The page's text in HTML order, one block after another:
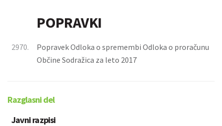
POPRAVKI
2970.
Popravek Odloka o spremembi Odloka o proračunu
Občine Sodražica za leto 2017
Razglasni del
Javni razpisi